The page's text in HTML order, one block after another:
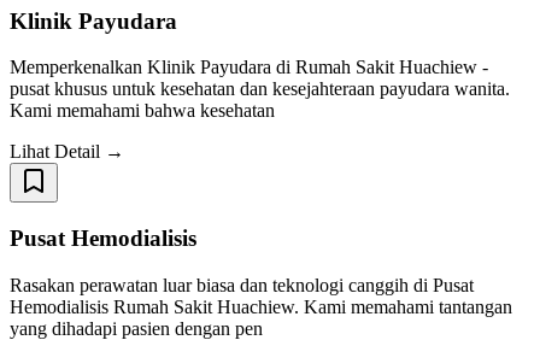
Klinik Payudara
Memperkenalkan Klinik Payudara di Rumah Sakit Huachiew -
pusat khusus untuk kesehatan dan kesejahteraan payudara wanita.
Kami memahami bahwa kesehatan
Lihat Detail →
Pusat Hemodialisis
Rasakan perawatan luar biasa dan teknologi canggih di Pusat
Hemodialisis Rumah Sakit Huachiew. Kami memahami tantangan
yang dihadapi pasien dengan pen